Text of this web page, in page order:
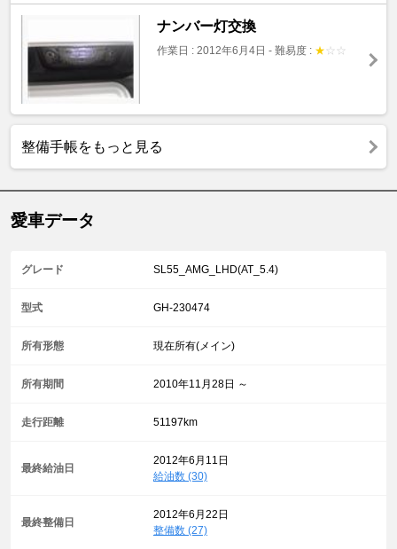
ナンバー灯交換
作業日 : 2012年6月4日 - 難易度 : ★ ☆ ☆
整備手帳をもっと見る
愛車データ
グレード SL55_AMG_LHD(AT_5.4)
型式 GH-230474
所有形態 現在所有(メイン)
所有期間 2010年11月28日 ～
走行距離 51197km
最終給油日
2012年6月11日
給油数 (30)
最終整備日
2012年6月22日
整備数 (27)